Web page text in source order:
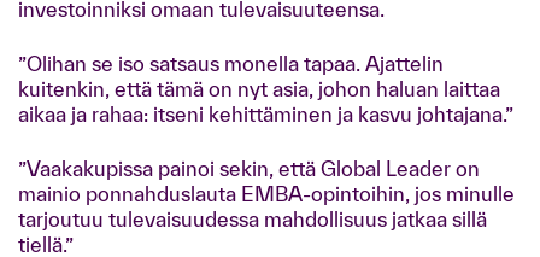
investoinniksi omaan tulevaisuuteensa.
”Olihan se iso satsaus monella tapaa. Ajattelin
kuitenkin, että tämä on nyt asia, johon haluan laittaa
aikaa ja rahaa: itseni kehittäminen ja kasvu johtajana.”
”Vaakakupissa painoi sekin, että Global Leader on
mainio ponnahduslauta EMBA-opintoihin, jos minulle
tarjoutuu tulevaisuudessa mahdollisuus jatkaa sillä
tiellä.”